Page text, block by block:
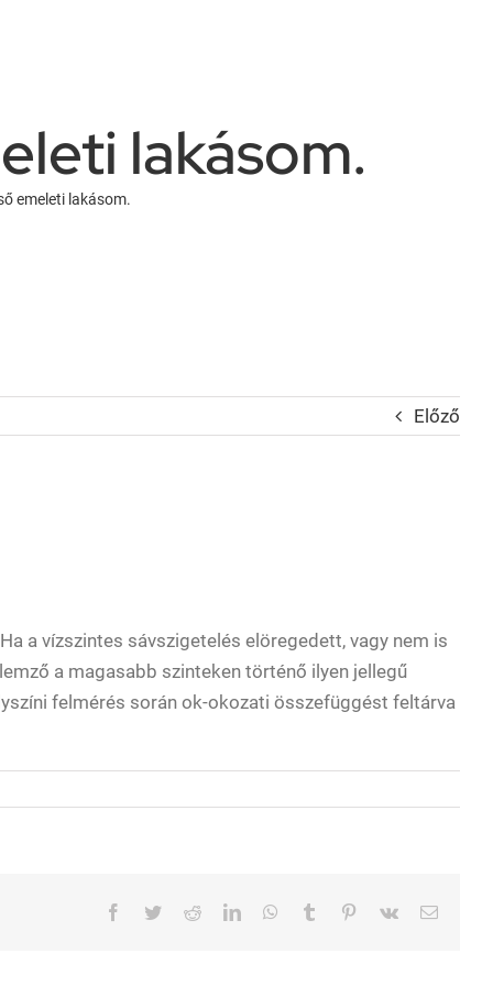
lakásom.
emeleti lakásom.
Előző
a vízszintes sávszigetelés elöregedett, vagy nem is
a magasabb szinteken történő ilyen jellegű
felmérés során ok-okozati összefüggést feltárva
Facebook
TwitterRedditLinkedInWhatsApp
Tumblr Pinterest
Vk Email: